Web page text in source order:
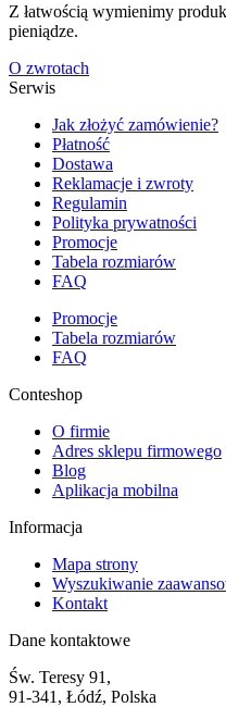
Z łatwością wymienimy
pieniądze.
O zwrotach
Serwis
Jak złożyć zamówienie?
Płatność
Dostawa
Reklamacje i zwroty
Regulamin
Polityka prywatności
Promocje
Tabela rozmiarów
FAQ
Promocje
Tabela rozmiarów
FAQ
Conteshop
O firmie
Adres sklepu firmowego
Blog
Aplikacja mobilna
Informacja
Mapa strony
Wyszukiwanie
Kontakt
Dane kontaktowe
Św. Teresy 91,
91-341, Łódź, Polska